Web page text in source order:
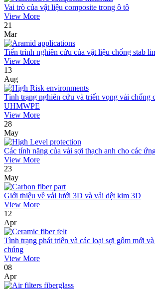
Vai trò của vật liệu composite trong ô tô
View More
21
Mar
Tiến trình nghiên cứu của vật liệu chống stab
View More
13
Aug
Tình trạng nghiên cứu và triển vọng vải chống
UHMWPE
View More
28
May
Các tính năng của vải sợi thạch anh cho các
View More
23
May
Giới thiệu về vải lưới 3D và vải dệt kim 3D
View More
12
Apr
Tình trạng phát triển và các loại sợi gốm mới
chúng
View More
08
Apr